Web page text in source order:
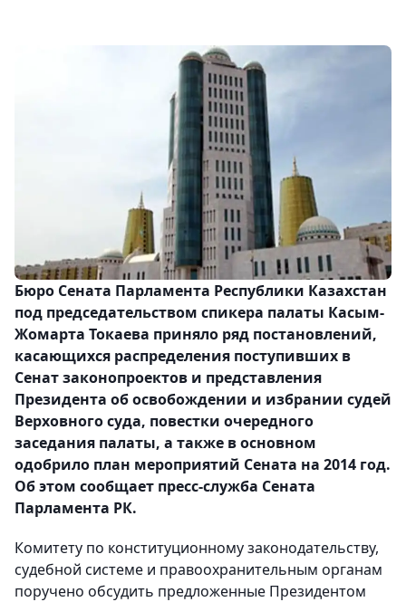
Бюро Сената Парламента Республики Казахстан
под председательством спикера палаты Касым-
Жомарта Токаева приняло ряд постановлений,
касающихся распределения поступивших в
Сенат законопроектов и представления
Президента об освобождении и избрании судей
Верховного суда, повестки очередного
заседания палаты, а также в основном
одобрило план мероприятий Сената на 2014 год.
Об этом сообщает пресс-служба Сената
Парламента РК.
Комитету по конституционному законодательству,
судебной системе и правоохранительным органам
поручено обсудить предложенные Президентом